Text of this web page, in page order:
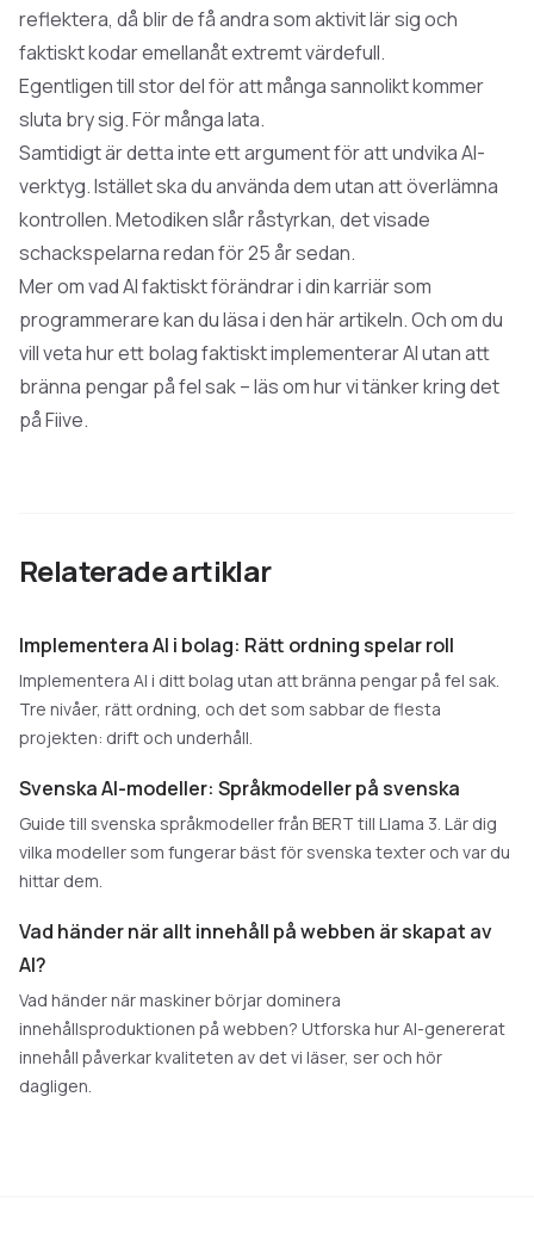
reflektera, då blir de få andra som aktivit lär sig och
faktiskt kodar emellanåt extremt värdefull.
Egentligen till stor del för att många sannolikt kommer
sluta bry sig. För många lata.
Samtidigt är detta inte ett argument för att undvika AI-
verktyg. Istället ska du använda dem utan att överlämna
kontrollen. Metodiken slår råstyrkan, det visade
schackspelarna redan för 25 år sedan.
Mer om vad AI faktiskt förändrar i din karriär som
programmerare kan du läsa iden här artikeln. Och om du
vill veta hur ett bolag faktiskt implementerar AI utan att
bränna pengar på fel sak – läs omhur vi tänker kring det
på Fiive.
Relaterade artiklar
Implementera AI i bolag: Rätt ordning spelar roll
Implementera AI i ditt bolag utan att bränna pengar på fel sak.
Tre nivåer, rätt ordning, och det som sabbar de flesta
projekten: drift och underhåll.
Svenska AI-modeller: Språkmodeller på svenska
Guide till svenska språkmodeller från BERT till Llama 3. Lär dig
vilka modeller som fungerar bäst för svenska texter och var du
hittar dem.
Vad händer när allt innehåll på webben är skapat av
AI?
Vad händer när maskiner börjar dominera
innehållsproduktionen på webben? Utforska hur AI-genererat
innehåll påverkar kvaliteten av det vi läser, ser och hör
dagligen.